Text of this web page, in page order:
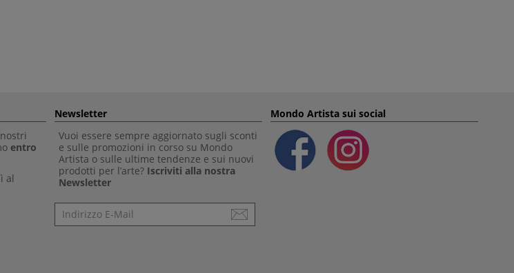
entro
al
Newsletter
Vuoi essere sempre aggiornato sugli sconti
e sulle promozioni in corso su Mondo
Artista o sulle ultime tendenze e sui nuovi
prodotti per l’arte? Iscriviti alla nostra
Newsletter
Newsletter
Mondo Artista sui social